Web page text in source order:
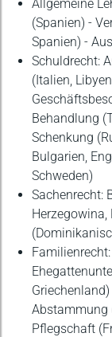
Allgemeine
(Spanien) -
Spanien) -
Schuldrecht:
(Italien,
Behandlung
Schenkung
Bulgarien,
Schweden)
Sachenrecht:
Herzegowina,
Abstammung
Pflegschaft